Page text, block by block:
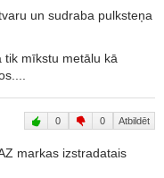
un sudraba pulksteņa
0 0 Atbildēt
markas izstradatais